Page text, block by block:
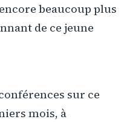
beaucoup plus
de ce jeune
sur ce
mois, à